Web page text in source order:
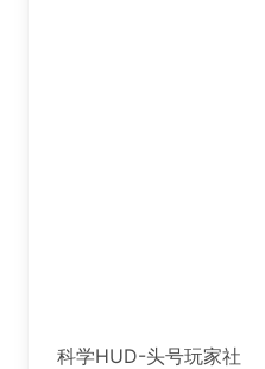
科学HUD-头号玩家社